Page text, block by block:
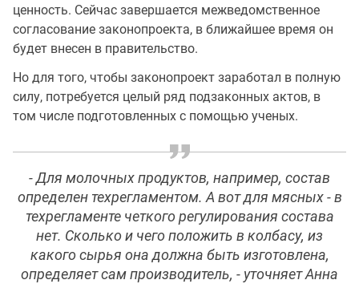
ценность. Сейчас завершается межведомственное
согласование законопроекта, в ближайшее время он
будет внесен в правительство.
Но для того, чтобы законопроект заработал в полную
силу, потребуется целый ряд подзаконных актов, в
том числе подготовленных с помощью ученых.
- Для молочных продуктов, например, состав
определен техрегламентом. А вот для мясных - в
техрегламенте четкого регулирования состава
нет. Сколько и чего положить в колбасу, из
какого сырья она должна быть изготовлена,
определяет сам производитель, - уточняет Анна